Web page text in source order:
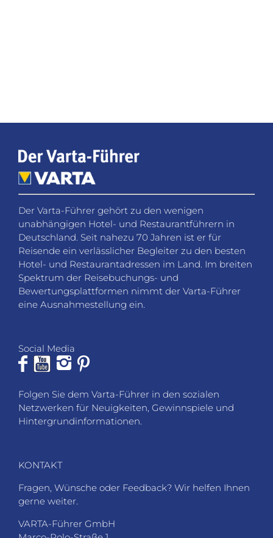
Der Varta-Führer gehört zu den wenigen
unabhängigen Hotel- und Restaurantführern in
Deutschland. Seit nahezu 70 Jahren ist er für
Reisende ein verlässlicher Begleiter zu den besten
Hotel- und Restaurantadressen im Land. Im breiten
Spektrum der Reisebuchungs- und
Bewertungsplattformen nimmt der Varta-Führer
eine Ausnahmestellung ein.
Social Media
Folgen Sie dem Varta-Führer in den sozialen
Netzwerken für Neuigkeiten, Gewinnspiele und
Hintergrundinformationen.
KONTAKT
Marco-Polo-Straße 1
D-73760 Ostfildern-Kemnat
Telefon: +49 711 4502 182
Fax: +49 711 4502 185